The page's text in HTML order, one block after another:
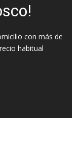
con más de
habitual